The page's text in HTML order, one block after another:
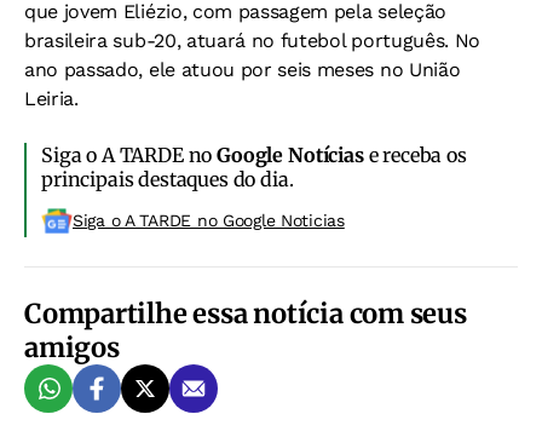
que jovem Eliézio, com passagem pela seleção
brasileira sub-20, atuará no futebol português. No
ano passado, ele atuou por seis meses no União
Leiria.
Siga o A TARDE noGoogle Notíciase receba os
principais destaques do dia.
Siga o A TARDE no Google Noticias
Compartilhe essa notícia com seus
amigos